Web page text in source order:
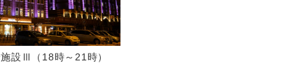
設Ⅲ（18時～21時）